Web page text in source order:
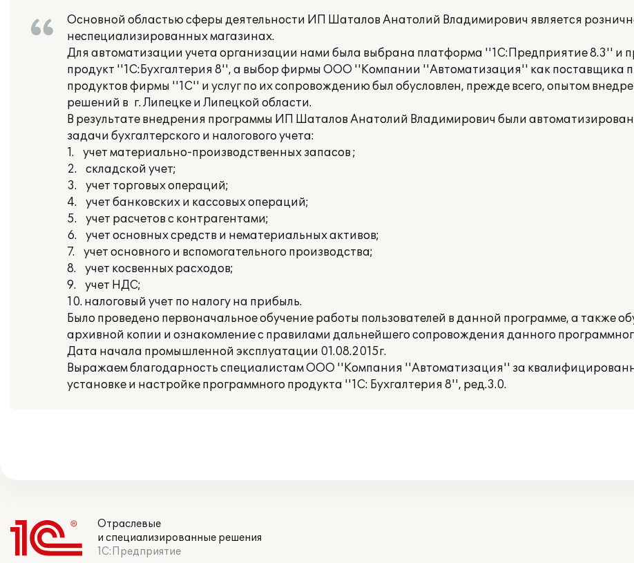
Основной областью сферы деятельности ИП Шаталов Анатолий Владимирович является
неспециализированных магазинах.
Для автоматизации учета организации нами была выбрана платформа ''1С:Предприятие 8.3'' и
продукт ''1С:Бухгалтерия 8'', а выбор фирмы ООО ''Компании ''Автоматизация'' как поставщика
продуктов фирмы ''1С'' и услуг по их сопровождению был обусловлен, прежде всего, опытом
решений в г. Липецке и Липецкой области.
В результате внедрения программы ИП Шаталов Анатолий Владимирович были
задачи бухгалтерского и налогового учета:
1. учет материально-производственных запасов ;
2. складской учет;
3. учет торговых операций;
4. учет банковских и кассовых операций;
5. учет расчетов с контрагентами;
6. учет основных средств и нематериальных активов;
7. учет основного и вспомогательного производства;
8. учет косвенных расходов;
9. учет НДС;
10. налоговый учет по налогу на прибыль.
Было проведено первоначальное обучение работы пользователей в данной программе, а также
архивной копии и ознакомление с правилами дальнейшего сопровождения данного
Дата начала промышленной эксплуатации 01.08.2015г.
Выражаем благодарность специалистам ООО ''Компания ''Автоматизация'' за
установке и настройке программного продукта ''1С: Бухгалтерия 8'', ред.3.0.
Отраслевые
и специализированные решения
1С:Предприятие